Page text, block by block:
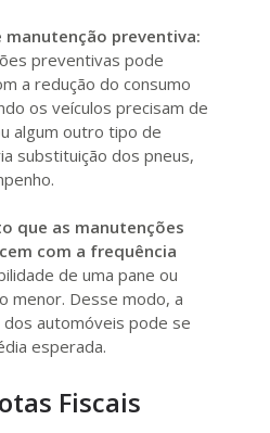
manutenção preventiva:
preventivas pode
a redução do consumo
os veículos precisam de
algum outro tipo de
substituição dos pneus,
que as manutenções
com a frequência
de uma pane ou
menor. Desse modo, a
automóveis pode se
esperada.
Fiscais